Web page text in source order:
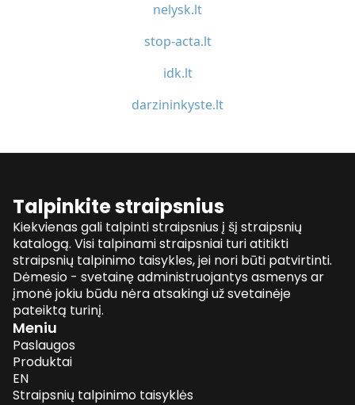
nelysk.lt
stop-acta.lt
idk.lt
darzininkyste.lt
Talpinkite straipsnius
Kiekvienas gali talpinti straipsnius į šį straipsnių
katalogą. Visi talpinami straipsniai turi atitikti
straipsnių talpinimo taisykles, jei nori būti patvirtinti.
Dėmesio - svetainę administruojantys asmenys ar
įmonė jokiu būdu nėra atsakingi už svetainėje
pateiktą turinį.
Meniu
Paslaugos
Produktai
EN
Straipsnių talpinimo taisyklės